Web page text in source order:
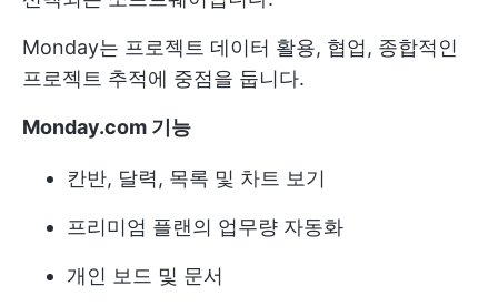
Monday는 프로젝트 데이터 활용, 협업, 종합적인
프로젝트 추적에 중점을 둡니다.
Monday.com 기능
칸반, 달력, 목록 및 차트 보기
프리미엄 플랜의 업무량 자동화
개인 보드 및 문서